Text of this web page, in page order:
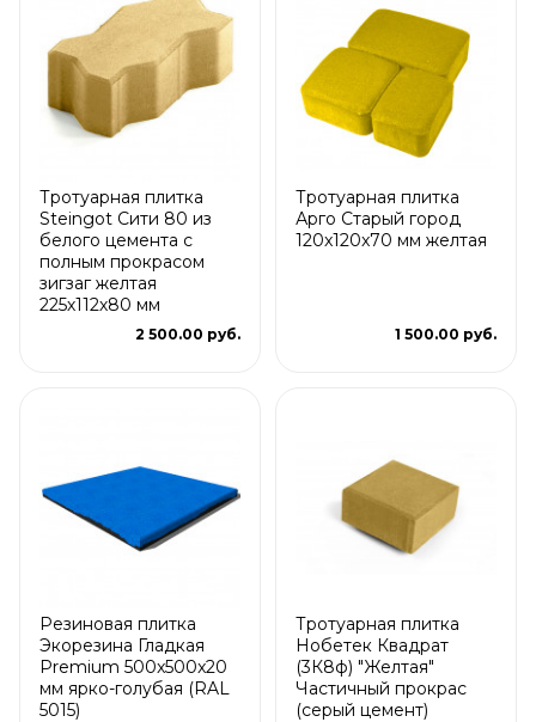
Тротуарная плитка
Steingot Сити 80 из
белого цемента с
полным прокрасом
зигзаг желтая
225х112х80 мм
2 500.00 руб.
Тротуарная плитка
Арго Старый город
120x120x70 мм желтая
1 500.00 руб.
Резиновая плитка
Экорезина Гладкая
Premium 500x500x20
мм ярко-голубая (RAL
5015)
Тротуарная плитка
Нобетек Квадрат
(3К8ф) "Желтая"
Частичный прокрас
(серый цемент)